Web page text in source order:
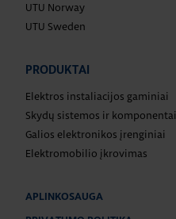
UTU Norway
UTU Sweden
PRODUKTAI
Elektros instaliacijos gaminiai
Skydų sistemos ir komponentai
Galios elektronikos įrenginiai
Elektromobilio įkrovimas
APLINKOSAUGA